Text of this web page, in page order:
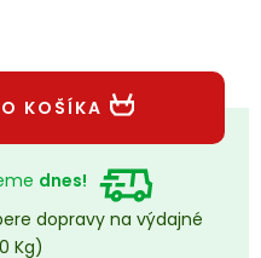
údajov
Registrace
KOŠÍKA
dnes!
dopravy na výdajné
Kg)